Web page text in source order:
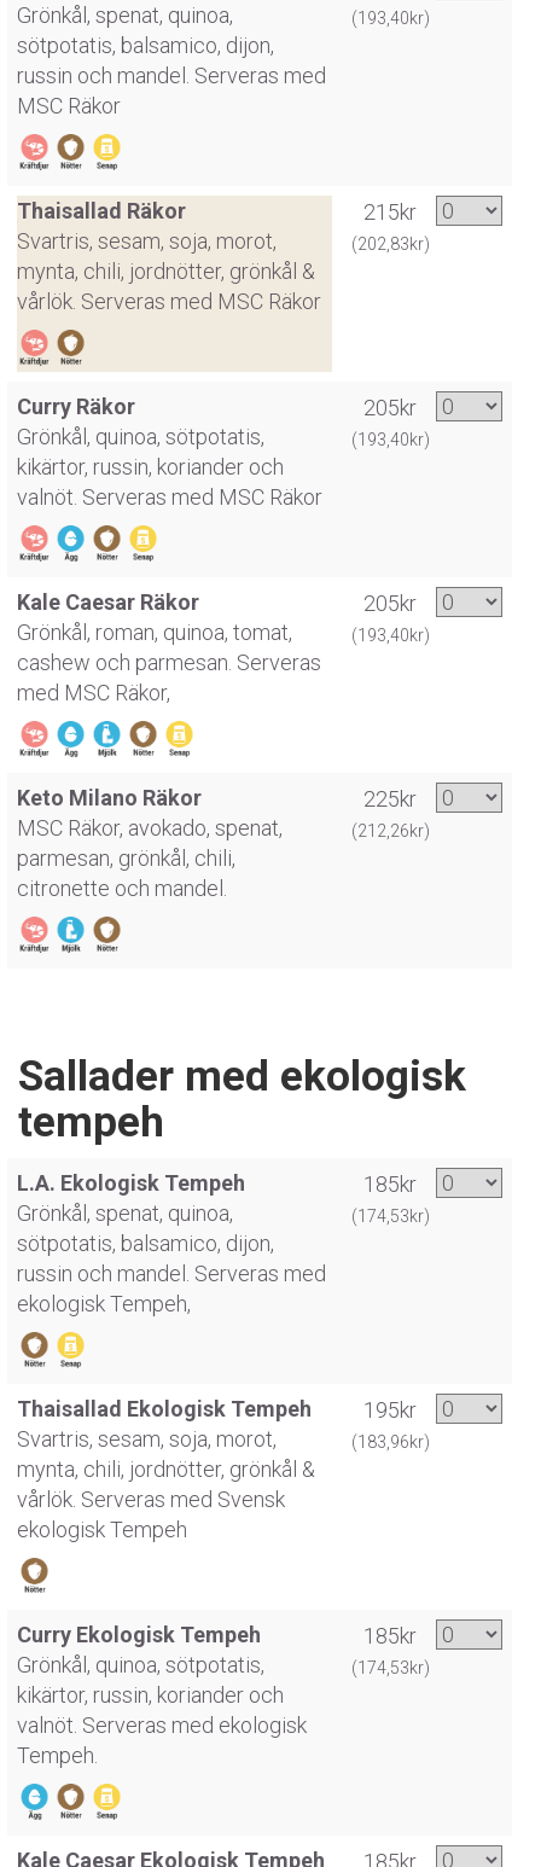
Grönkål, spenat, quinoa,
sötpotatis, balsamico, dijon,
russin och mandel. Serveras med
MSC Räkor
(193,40kr)
Thaisallad Räkor
Svartris, sesam, soja, morot,
mynta, chili, jordnötter, grönkål &
vårlök. Serveras med MSC Räkor
215kr
(202,83kr)
Curry Räkor
Grönkål, quinoa, sötpotatis,
kikärtor, russin, koriander och
valnöt. Serveras med MSC Räkor
205kr
(193,40kr)
Kale Caesar Räkor
Grönkål, roman, quinoa, tomat,
cashew och parmesan. Serveras
med MSC Räkor,
205kr
(193,40kr)
Keto Milano Räkor
MSC Räkor, avokado, spenat,
parmesan, grönkål, chili,
citronette och mandel.
225kr
(212,26kr)
Sallader med ekologisk
tempeh
L.A. Ekologisk Tempeh
Grönkål, spenat, quinoa,
sötpotatis, balsamico, dijon,
russin och mandel. Serveras med
ekologisk Tempeh,
185kr
(174,53kr)
Thaisallad Ekologisk Tempeh
Svartris, sesam, soja, morot,
mynta, chili, jordnötter, grönkål &
vårlök. Serveras med Svensk
ekologisk Tempeh
195kr
(183,96kr)
Curry Ekologisk Tempeh
Grönkål, quinoa, sötpotatis,
kikärtor, russin, koriander och
valnöt. Serveras med ekologisk
Tempeh.
185kr
(174,53kr)
Kale Caesar Ekologisk Tempeh 185kr